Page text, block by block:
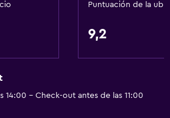
(cargo adicional)
Puntuación de la
9,2
14:00 - Check-out antes de las 11:00